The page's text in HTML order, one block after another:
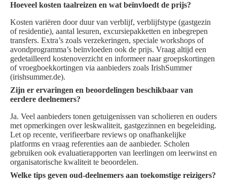
Hoeveel kosten taalreizen en wat beïnvloedt de prijs?
Kosten variëren door duur van verblijf, verblijfstype (gastgezin
of residentie), aantal lesuren, excursiepakketten en inbegrepen
transfers. Extra’s zoals verzekeringen, speciale workshops of
avondprogramma’s beïnvloeden ook de prijs. Vraag altijd een
gedetailleerd kostenoverzicht en informeer naar groepskortingen
of vroegboekkortingen via aanbieders zoals IrishSummer
(irishsummer.de).
Zijn er ervaringen en beoordelingen beschikbaar van
eerdere deelnemers?
Ja. Veel aanbieders tonen getuigenissen van scholieren en ouders
met opmerkingen over leskwaliteit, gastgezinnen en begeleiding.
Let op recente, verifieerbare reviews op onafhankelijke
platforms en vraag referenties aan de aanbieder. Scholen
gebruiken ook evaluatierapporten van leerlingen om leerwinst en
organisatorische kwaliteit te beoordelen.
Welke tips geven oud-deelnemers aan toekomstige reizigers?